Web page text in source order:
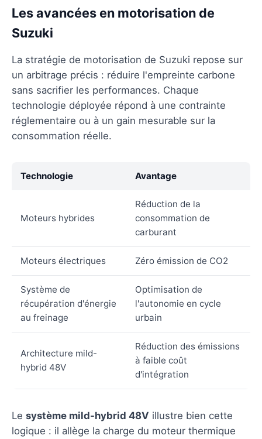
Les avancées en motorisation de
Suzuki
La stratégie de motorisation de Suzuki repose sur
un arbitrage précis : réduire l'empreinte carbone
sans sacrifier les performances. Chaque
technologie déployée répond à une contrainte
réglementaire ou à un gain mesurable sur la
consommation réelle.
Technologie Avantage
Moteurs hybrides
Réduction de la
consommation de
carburant
Moteurs électriques Zéro émission de CO2
Système de
récupération d'énergie
au freinage
Optimisation de
l'autonomie en cycle
urbain
Architecture mild-
hybrid 48V
Réduction des émissions
à faible coût
d'intégration
Le système mild-hybrid 48V illustre bien cette
logique : il allège la charge du moteur thermique